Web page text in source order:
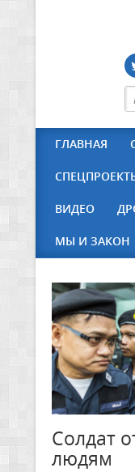
ГЛАВНАЯ
ВИДЕО
МЫ И ЗАКОН
Солдат
людям